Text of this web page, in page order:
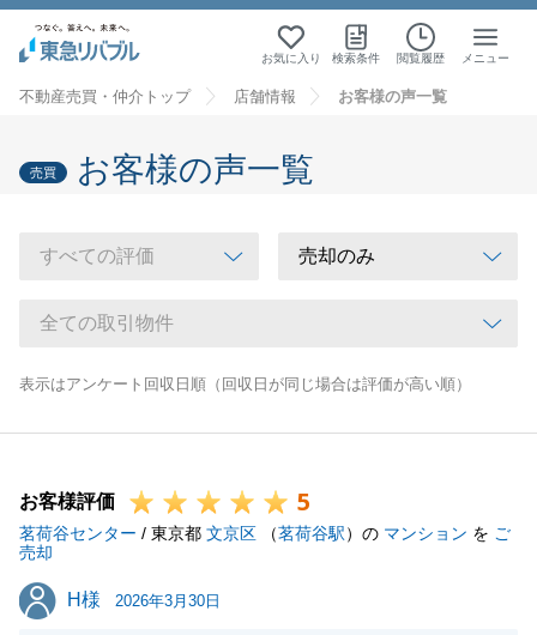
お気に入り 検索条件 閲覧履歴 メニュー
不動産売買・仲介トップ 店舗情報 お客様の声一覧
売買 お客様の声一覧
表示はアンケート回収日順（回収日が同じ場合は評価が高い順）
お客様評価 5
茗荷谷センター / 東京都 文京区 （茗荷谷駅）の マンション を ご
売却
H様
H様 2026年3月30日